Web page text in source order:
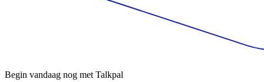
Begin vandaag nog met Talkpal